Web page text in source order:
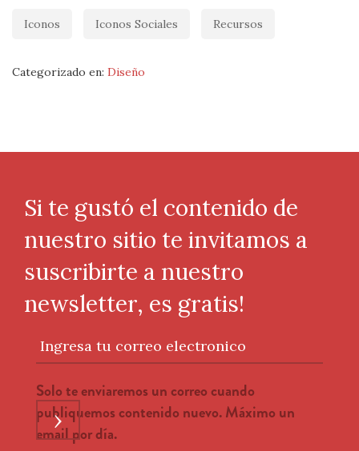
Iconos Iconos Sociales Recursos
Categorizado en: Diseño
Si te gustó el contenido de
nuestro sitio te invitamos a
suscribirte a nuestro
newsletter, es gratis!
Ingresa tu correo electronico
Solo te enviaremos un correo cuando
publiquemos contenido nuevo. Máximo un
email por día.
›